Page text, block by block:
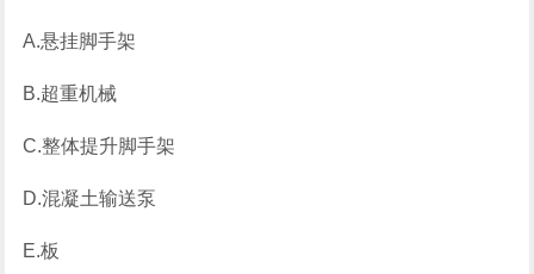
A.悬挂脚手架
B.超重机械
C.整体提升脚手架
D.混凝土输送泵
E.板